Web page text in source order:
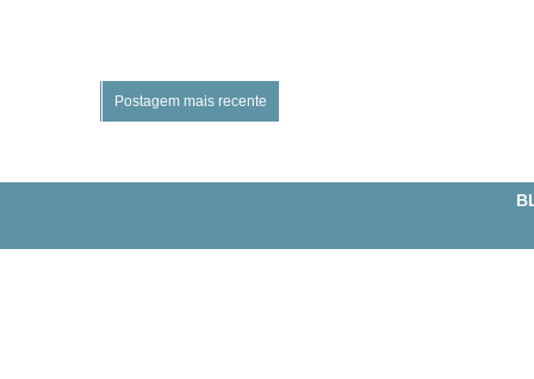
Postagem mais recente